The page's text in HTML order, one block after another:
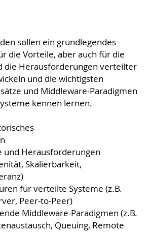
sollen ein grundlegendes
die Vorteile, aber auch für die
die Herausforderungen verteilter
und die wichtigsten
und Middleware-Paradigmen
kennen lernen.
und Herausforderungen
Skalierbarkeit,
für verteilte Systeme (z.B.
Peer-to-Peer)
Middleware-Paradigmen (z.B.
Queuing, Remote